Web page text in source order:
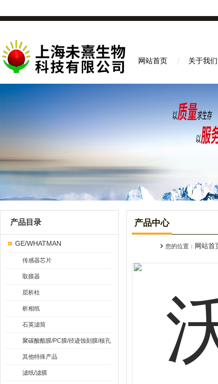
网站首页 关于我们
产品目录
GE/WHATMAN
传感器芯片
取膜器
层析柱
析相纸
石英滤筒
聚碳酸酯膜/PC膜/径迹蚀刻膜/核孔
膜
其他特殊产品
滤纸/滤膜
产品中心
您的位置： 网站首